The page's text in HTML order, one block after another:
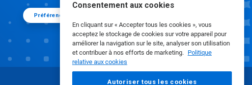
Consentement aux cookies
En cliquant sur « Accepter tous les cookies », vous
acceptez le stockage de cookies sur votre appareil pour
améliorer la navigation sur le site, analyser son utilisation
et contribuer à nos efforts de marketing. Politique
relative aux cookies
Autoriser tous les cookies
Préférences de cookies